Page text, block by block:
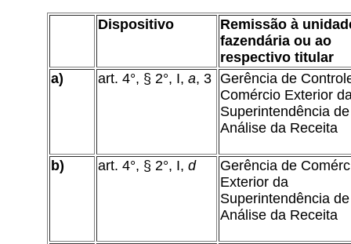
Dispositivo
Remissão à
fazendária ou ao
respectivo titular
a)
art. 4°, § 2°, I, a, 3 Gerência de
Comércio Exterior
Superintendência de
Análise da Receita
b) art. 4°, § 2°, I, d
Gerência de
Exterior da
Superintendência de
Análise da Receita